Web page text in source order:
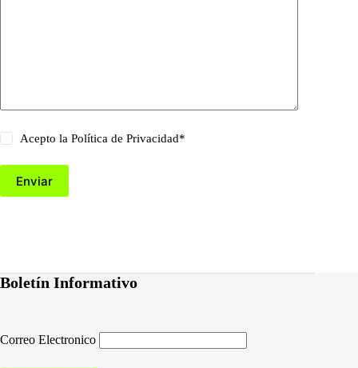
Acepto laPolítica de Privacidad*
Enviar
Boletín Informativo
Correo Electronico